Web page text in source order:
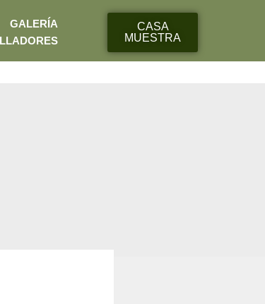
GALERÍA
CASA
MUESTRA